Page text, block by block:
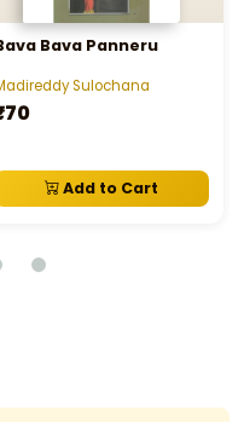
Bava Panneru
Sulochana
Add to Cart